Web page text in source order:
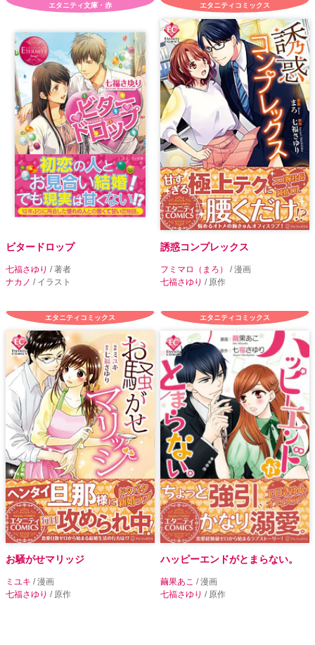
エタニティ文庫・赤
ビタードロップ
七福さゆり / 著者
ナカノ / イラスト
エタニティコミックス
誘惑コンプレックス
フミマロ（まろ） / 漫画
七福さゆり / 原作
エタニティコミックス
お騒がせマリッジ
ミユキ / 漫画
七福さゆり / 原作
エタニティコミックス
ハッピーエンドがとまらない。
繭果あこ / 漫画
七福さゆり / 原作